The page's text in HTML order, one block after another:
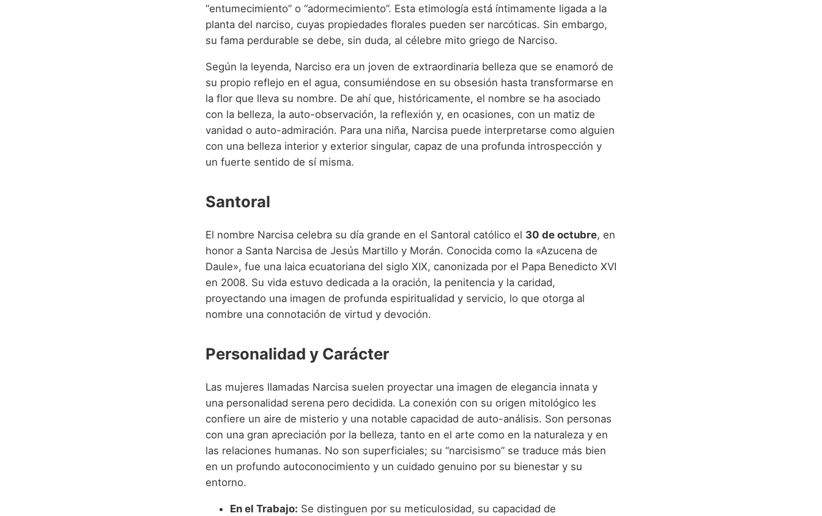
“entumecimiento” o “adormecimiento”. Esta etimología está íntimamente ligada a la
planta del narciso, cuyas propiedades florales pueden ser narcóticas. Sin embargo,
su fama perdurable se debe, sin duda, al célebre mito griego de Narciso.
Según la leyenda, Narciso era un joven de extraordinaria belleza que se enamoró de
su propio reflejo en el agua, consumiéndose en su obsesión hasta transformarse en
la flor que lleva su nombre. De ahí que, históricamente, el nombre se ha asociado
con la belleza, la auto-observación, la reflexión y, en ocasiones, con un matiz de
vanidad o auto-admiración. Para una niña, Narcisa puede interpretarse como alguien
con una belleza interior y exterior singular, capaz de una profunda introspección y
un fuerte sentido de sí misma.
Santoral
El nombre Narcisa celebra su día grande en el Santoral católico el 30 de octubre, en
honor a Santa Narcisa de Jesús Martillo y Morán. Conocida como la «Azucena de
Daule», fue una laica ecuatoriana del siglo XIX, canonizada por el Papa Benedicto XVI
en 2008. Su vida estuvo dedicada a la oración, la penitencia y la caridad,
proyectando una imagen de profunda espiritualidad y servicio, lo que otorga al
nombre una connotación de virtud y devoción.
Personalidad y Carácter
Las mujeres llamadas Narcisa suelen proyectar una imagen de elegancia innata y
una personalidad serena pero decidida. La conexión con su origen mitológico les
confiere un aire de misterio y una notable capacidad de auto-análisis. Son personas
con una gran apreciación por la belleza, tanto en el arte como en la naturaleza y en
las relaciones humanas. No son superficiales; su “narcisismo” se traduce más bien
en un profundo autoconocimiento y un cuidado genuino por su bienestar y su
entorno.
En el Trabajo: Se distinguen por su meticulosidad, su capacidad de